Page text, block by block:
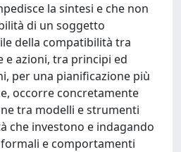
la sintesi e che non
di un soggetto
della compatibilità tra
e azioni, tra principi ed
per una pianificazione più
occorre concretamente
tra modelli e strumenti
che investono e indagando
e comportamenti